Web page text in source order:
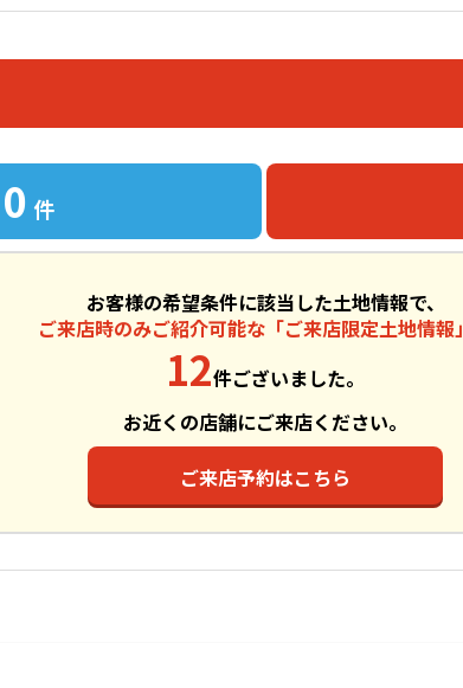
0 件
お客様の希望条件に該当した土地情報で、
ご来店時のみご紹介可能な「ご来店限定土地情報」
12件ございました。
お近くの店舗にご来店ください。
ご来店予約はこちら